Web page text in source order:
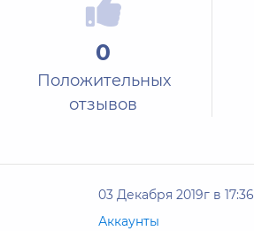
0
Положительных
отзывов
03 Декабря 2019г в 17:36
Аккаунты